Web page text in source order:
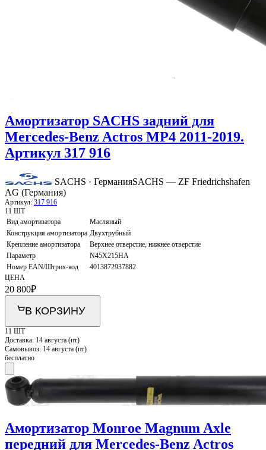
Амортизатор SACHS задний для
Mercedes-Benz Actros MP4 2011-2019.
Артикул 317 916
SACHS · ГерманияSACHS — ZF Friedrichshafen
AG (Германия)
Артикул: 317 916
11 ШТ
Вид амортизатора
Масляный
Конструкция амортизатора Двухтрубный
Крепление амортизатора
Верхнее отверстие, нижнее отверстие
Параметр
N45X215HA
Номер EAN/Штрих-код
4013872937882
ЦЕНА
20 800₽
В КОРЗИНУ
11 ШТ
Доставка: 14 августа (пт)
Самовывоз: 14 августа (пт)
бесплатно
Амортизатор Monroe Magnum Axle
передний для Mercedes-Benz Actros